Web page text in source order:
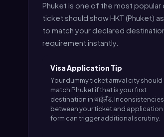
Phuket is one of the most popular
ticket should show HKT (Phuket)
to match your declared
requirement instantly.
Visa Application Tip
Your dummy ticket arrival city should
match Phuket if that is your first
destination in थाईलैंड. Inconsistencies
between your ticket and application
form can trigger additional scrutiny.